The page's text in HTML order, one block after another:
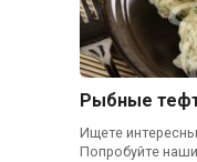
Рыбные
Ищете
Попробуйте наши